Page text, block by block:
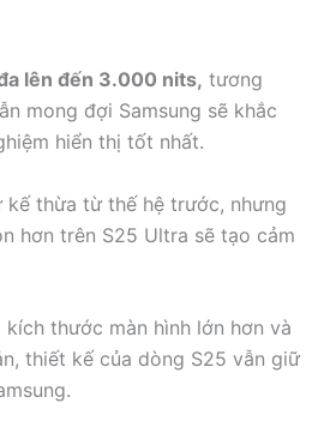
lên đến 3.000 nits, tương
mong đợi Samsung sẽ khắc
hiển thị tốt nhất.
kế thừa từ thế hệ trước, nhưng
hơn trên S25 Ultra sẽ tạo cảm
thước màn hình lớn hơn và
thiết kế của dòng S25 vẫn giữ